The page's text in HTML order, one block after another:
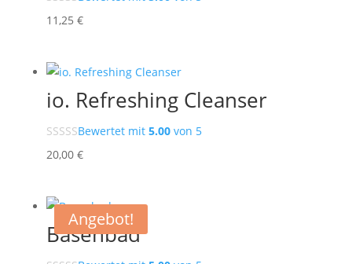
11,25 €
io. Refreshing Cleanser
Bewertet mit 5.00von 5
20,00 €
Angebot!
Basenbad